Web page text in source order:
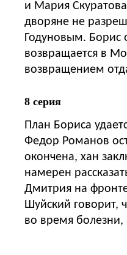
и Мария
дворяне не
Годуновым. Борис
возвращается в
возвращением
8 серия
План Бориса
Федор Романов
окончена, хан
намерен
Дмитрия на
Шуйский говорит,
во время